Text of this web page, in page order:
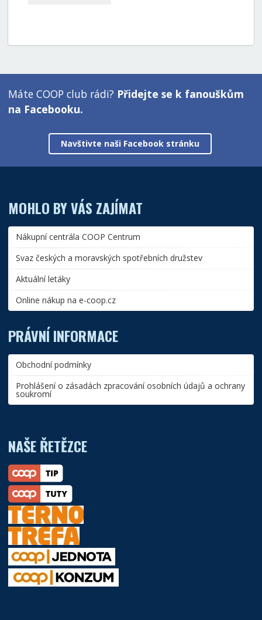
Máte COOP club rádi? Přidejte se k fanouškům
na Facebooku.
Navštivte naši Facebook stránku
MOHLO BY VÁS ZAJÍMAT
Nákupní centrála COOP Centrum
Svaz českých a moravských spotřebních družstev
Aktuální letáky
Online nákup na e-coop.cz
PRÁVNÍ INFORMACE
Obchodní podmínky
Prohlášení o zásadách zpracování osobních údajů a ochrany
soukromí
NAŠE ŘETĚZCE